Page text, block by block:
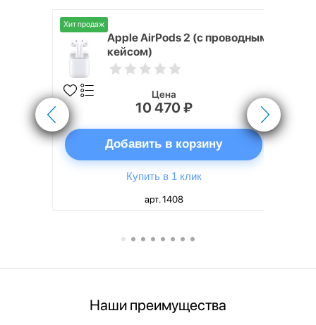
Хит продаж
Apple AirPods 2 (с проводным
кейсом)
Цена
10 470 ₽
Добавить в корзину
Купить в 1 клик
арт. 1408
Наши преимущества